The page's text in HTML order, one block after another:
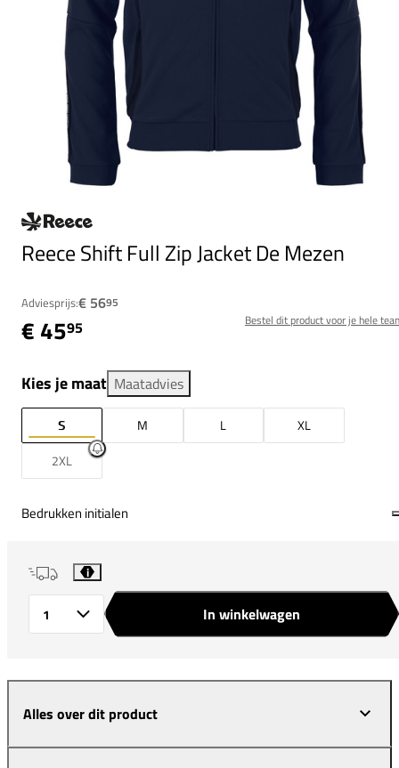
Reece Shift Full Zip Jacket De Mezen
Adviesprijs:€ 5695
€ 4595 Bestel dit product voor je hele
Kies je maat Maatadvies
S M L
XL
2XL
Bedrukken initialen
i
In winkelwagen
Alles over dit product